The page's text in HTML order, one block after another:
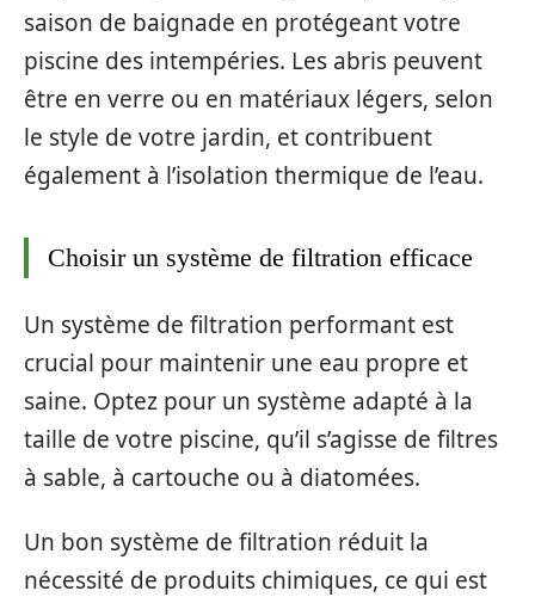
saison de baignade en protégeant votre
piscine des intempéries. Les abris peuvent
être en verre ou en matériaux légers, selon
le style de votre jardin, et contribuent
également à l’isolation thermique de l’eau.
Choisir un système de filtration efficace
Un système de filtration performant est
crucial pour maintenir une eau propre et
saine. Optez pour un système adapté à la
taille de votre piscine, qu’il s’agisse de filtres
à sable, à cartouche ou à diatomées.
Un bon système de filtration réduit la
nécessité de produits chimiques, ce qui est